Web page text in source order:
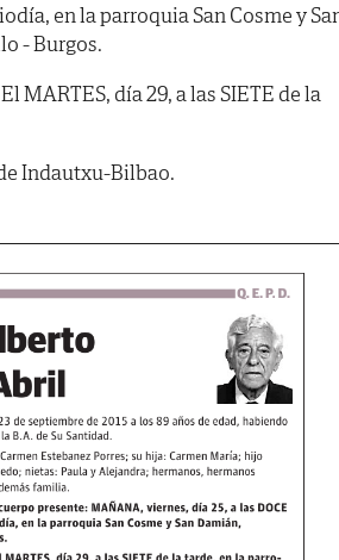
en la parroquia San Cosme y
- Burgos.
MARTES, día 29, a las SIETE de la
Indautxu-Bilbao.